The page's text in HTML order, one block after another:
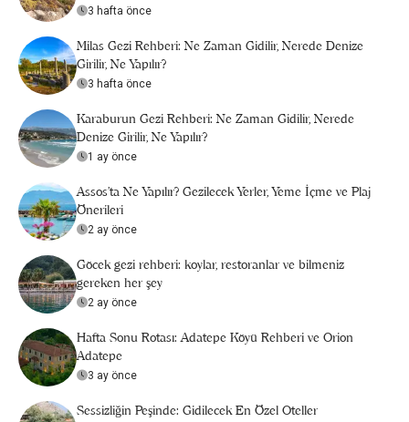
3 hafta önce
Milas Gezi Rehberi: Ne Zaman Gidilir, Nerede Denize
Girilir, Ne Yapılır?
3 hafta önce
Karaburun Gezi Rehberi: Ne Zaman Gidilir, Nerede
Denize Girilir, Ne Yapılır?
1 ay önce
Assos’ta Ne Yapılır? Gezilecek Yerler, Yeme İçme ve Plaj
Önerileri
2 ay önce
Göcek gezi rehberi: koylar, restoranlar ve bilmeniz
gereken her şey
2 ay önce
Hafta Sonu Rotası: Adatepe Köyü Rehberi ve Orion
Adatepe
3 ay önce
Sessizliğin Peşinde: Gidilecek En Özel Oteller